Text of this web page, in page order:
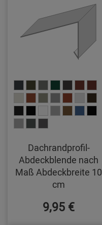
Dachrandprofil-
Abdeckblende nach
Maß Abdeckbreite 10
cm
9,95 €